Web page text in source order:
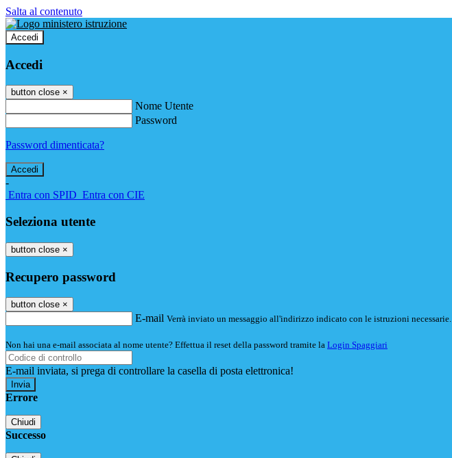
Salta al contenuto
Accedi
Accedi
button close ×
Nome Utente
Password
Password dimenticata?
-
Entra con SPID Entra con CIE
Seleziona utente
button close ×
Recupero password
button close ×
E-mail Verrà inviato un messaggio all'indirizzo indicato con le istruzioni necessarie.
Non hai una e-mail associata al nome utente? Effettua il reset della password tramite la Login Spaggiari
E-mail inviata, si prega di controllare la casella di posta elettronica!
Errore
Chiudi
Successo